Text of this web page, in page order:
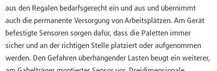
aus den Regalen bedarfsgerecht ein und aus und übernimmt
auch die permanente Versorgung von Arbeitsplätzen. Am Gerät
befestigte Sensoren sorgen dafür, dass die Paletten immer
sicher und an der richtigen Stelle platziert oder aufgenommen
werden. Den Gefahren überhängender Lasten beugt ein weiterer,